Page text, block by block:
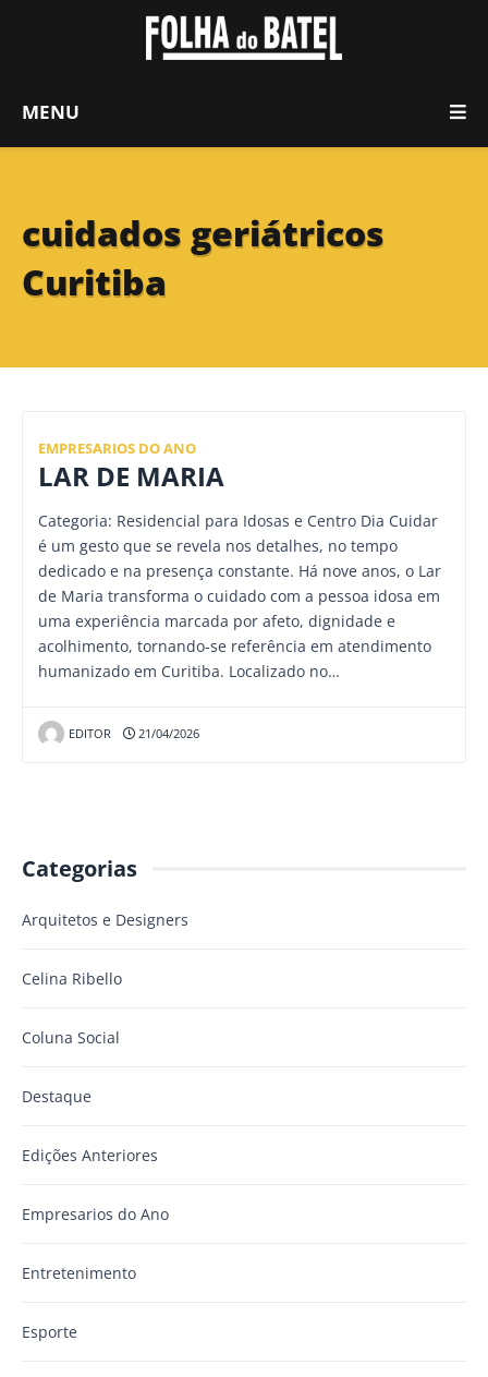
MENU
cuidados geriátricos
Curitiba
EMPRESARIOS DO ANO
LAR DE MARIA
Categoria: Residencial para Idosas e Centro Dia Cuidar
é um gesto que se revela nos detalhes, no tempo
dedicado e na presença constante. Há nove anos, o Lar
de Maria transforma o cuidado com a pessoa idosa em
uma experiência marcada por afeto, dignidade e
acolhimento, tornando-se referência em atendimento
humanizado em Curitiba. Localizado no…
EDITOR 21/04/2026
Categorias
Arquitetos e Designers
Celina Ribello
Coluna Social
Destaque
Edições Anteriores
Empresarios do Ano
Entretenimento
Esporte